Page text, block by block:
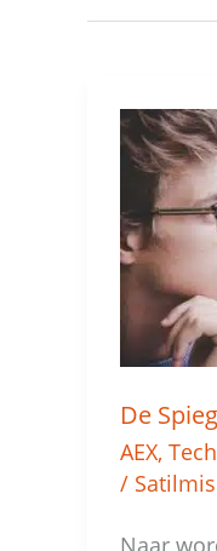
De
AEX,
/
Naar
De
Mens